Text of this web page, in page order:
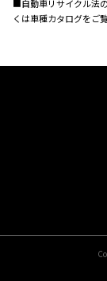
■自動車リサイクル法
くは車種カタログをご